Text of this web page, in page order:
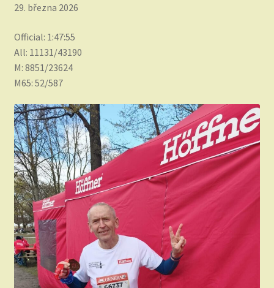
29. března 2026
Official: 1:47:55
All: 11131/43190
M: 8851/23624
M65: 52/587